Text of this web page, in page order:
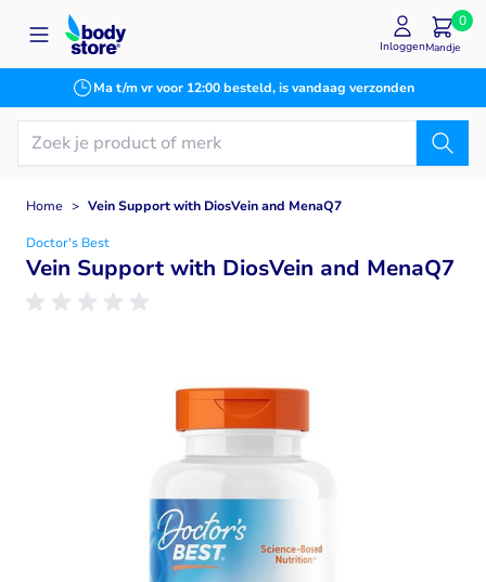
Ga naar de inhoud
Ma t/m vr voor 12:00 besteld, is vandaag verzonden
InloggenMandje
0
Home > Vein Support with DiosVein and MenaQ7
Doctor's Best
Vein Support with DiosVein and MenaQ7